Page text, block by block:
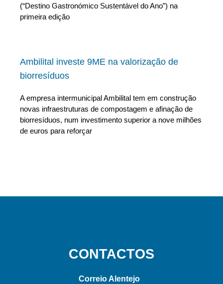
(“Destino Gastronómico Sustentável do Ano”) na
primeira edição
Ambilital investe 9ME na valorização de
biorresíduos
A empresa intermunicipal Ambilital tem em construção
novas infraestruturas de compostagem e afinação de
biorresíduos, num investimento superior a nove milhões
de euros para reforçar
CONTACTOS
Correio Alentejo